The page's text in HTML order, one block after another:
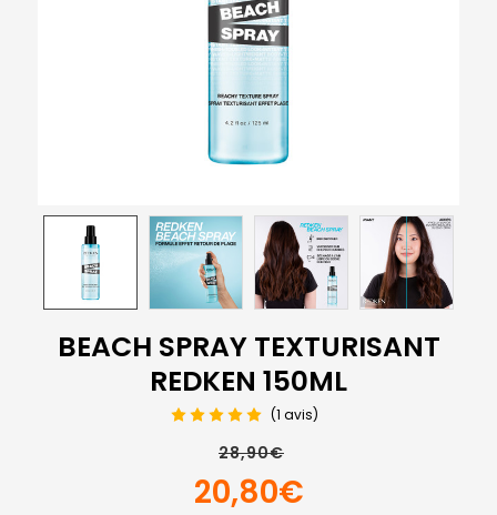
BEACH SPRAY TEXTURISANT
REDKEN 150ML
(1 avis)
28,90€
20,80€